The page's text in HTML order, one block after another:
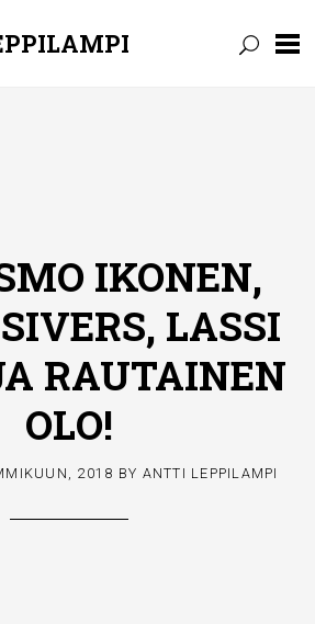
IKONEN,
LASSI
RAUTAINEN
OLO!
2018 BY ANTTI LEPPILAMPI